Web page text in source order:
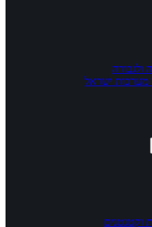
ולגבורה
מערכות ישראל
וקטנטנים